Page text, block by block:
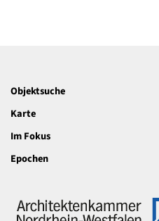
Objektsuche
Karte
Im Fokus
Epochen